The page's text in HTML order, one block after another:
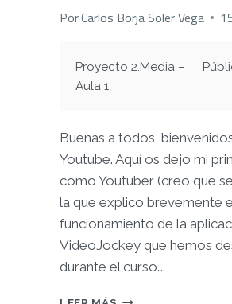
PorCarlos Borja Soler Vega
Proyecto 2.Media –
Aula 1
Buenas a todos,
Youtube. Aquí os dejo mi
como Youtuber (creo que
la que explico brevemente
funcionamiento de la
VideoJockey que hemos
durante el curso….
PRÁCTICA